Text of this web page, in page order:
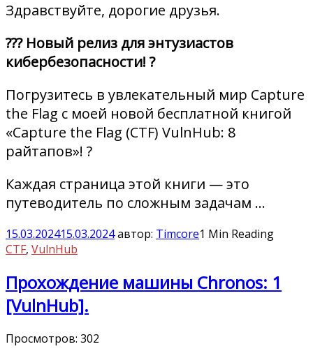
Здравствуйте, дорогие друзья.
??‍? Новый релиз для энтузиастов
кибербезопасности! ?
Погрузитесь в увлекательный мир Capture
the Flag с моей новой бесплатной книгой
«Capture the Flag (CTF) VulnHub: 8
райтапов»! ?
Каждая страница этой книги — это
путеводитель по сложным задачам …
15.03.202415.03.2024автор: Timcore1 Min Reading
CTF, VulnHub
Прохождение машины Chronos: 1
[VulnHub].
Просмотров: 302